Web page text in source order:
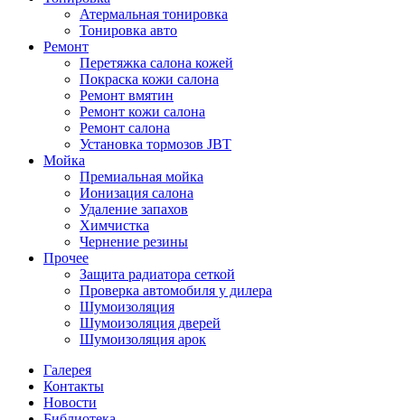
Атермальная тонировка
Тонировка авто
Ремонт
Перетяжка салона кожей
Покраска кожи салона
Ремонт вмятин
Ремонт кожи салона
Ремонт салона
Установка тормозов JBT
Мойка
Премиальная мойка
Ионизация салона
Удаление запахов
Химчистка
Чернение резины
Прочее
Защита радиатора сеткой
Проверка автомобиля у дилера
Шумоизоляция
Шумоизоляция дверей
Шумоизоляция арок
Галерея
Контакты
Новости